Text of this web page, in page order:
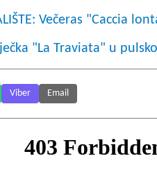
Večeras "Caccia
"La Traviata" u
Viber Email